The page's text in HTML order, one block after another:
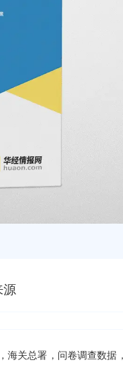
源
海关总署，问卷调查数